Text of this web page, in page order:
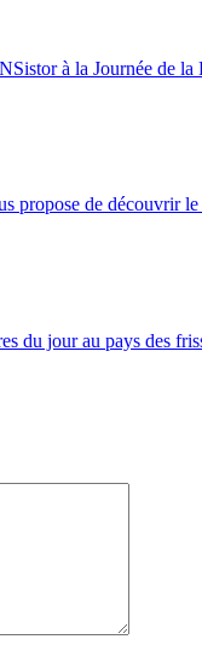
à la Journée de
propose de découvrir
du jour au pays des